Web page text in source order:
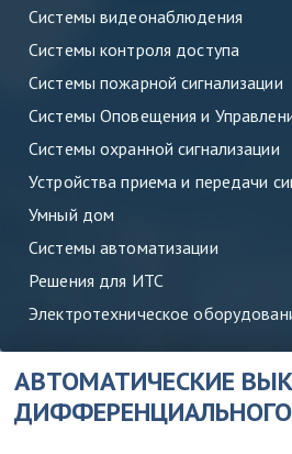
Системы видеонаблюдения
Системы контроля доступа
Системы пожарной сигнализации
Системы Оповещения и
Системы охранной сигнализации
Устройства приема и передачи
Умный дом
Системы автоматизации
Решения для ИТС
Электротехническое
АВТОМАТИЧЕСКИЕ